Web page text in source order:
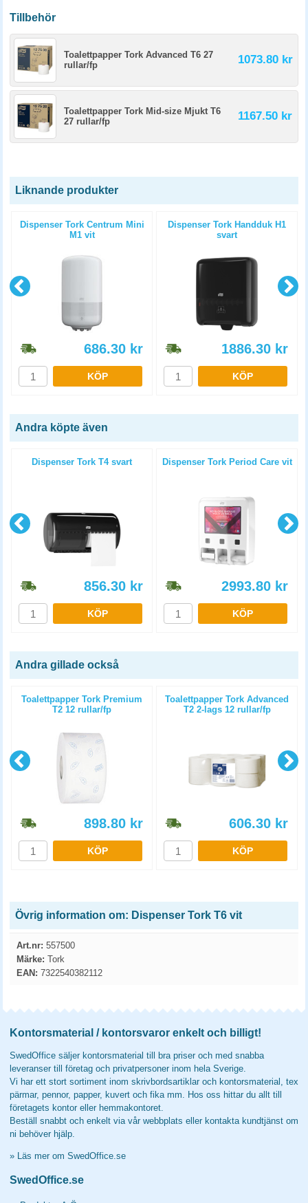
Tillbehör
Toalettpapper Tork Advanced T6 27
rullar/fp
1073.80 kr
Toalettpapper Tork Mid-size Mjukt T6
27 rullar/fp
1167.50 kr
Liknande produkter
Dispenser Tork Centrum Mini
M1 vit
686.30 kr
KÖP
Dispenser Tork Handduk H1
svart
1886.30 kr
KÖP
Andra köpte även
Dispenser Tork T4 svart
856.30 kr
KÖP
Dispenser Tork Period Care vit
2993.80 kr
KÖP
Andra gillade också
Toalettpapper Tork Premium
T2 12 rullar/fp
898.80 kr
KÖP
Toalettpapper Tork Advanced
T2 2-lags 12 rullar/fp
606.30 kr
KÖP
Övrig information om: Dispenser Tork T6 vit
Art.nr: 557500
Märke: Tork
EAN: 7322540382112
Kontorsmaterial / kontorsvaror enkelt och billigt!
SwedOffice säljer kontorsmaterial till bra priser och med snabba
leveranser till företag och privatpersoner inom hela Sverige.
Vi har ett stort sortiment inom skrivbordsartiklar och kontorsmaterial, tex
pärmar, pennor, papper, kuvert och fika mm. Hos oss hittar du allt till
företagets kontor eller hemmakontoret.
Beställ snabbt och enkelt via vår webbplats eller kontakta kundtjänst om
ni behöver hjälp.
» Läs mer om SwedOffice.se
SwedOffice.se